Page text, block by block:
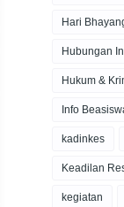
Hari
Hubungan
Hukum &
Info
kadinkes
Keadilan
kegiatan